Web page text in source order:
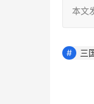
本文
三